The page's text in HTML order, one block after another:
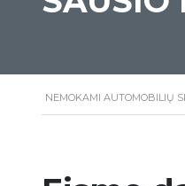
NEMOKAMI AUTOMOBILIŲ